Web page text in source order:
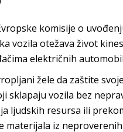
komisije o
vozila otežava život
električnih
žele da zaštite
sklapaju vozila bez
ljudskih resursa ili
materijala iz neproverenih